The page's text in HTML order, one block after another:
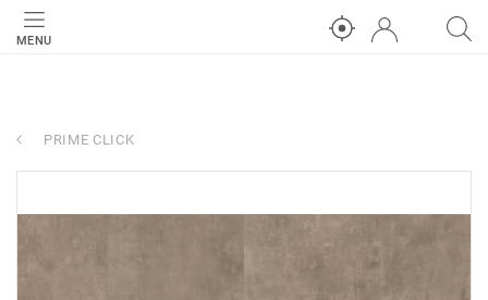
MENU
PRIME CLICK